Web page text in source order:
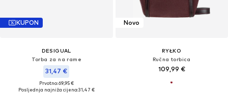
KUPON
DESIGUAL
Torba za na rame
31,47 €
Prvotno: 69,95 €
Posljednja najniža cijena:31,47 €
Novo
RYŁKO
Ručna torbica
109,99 €